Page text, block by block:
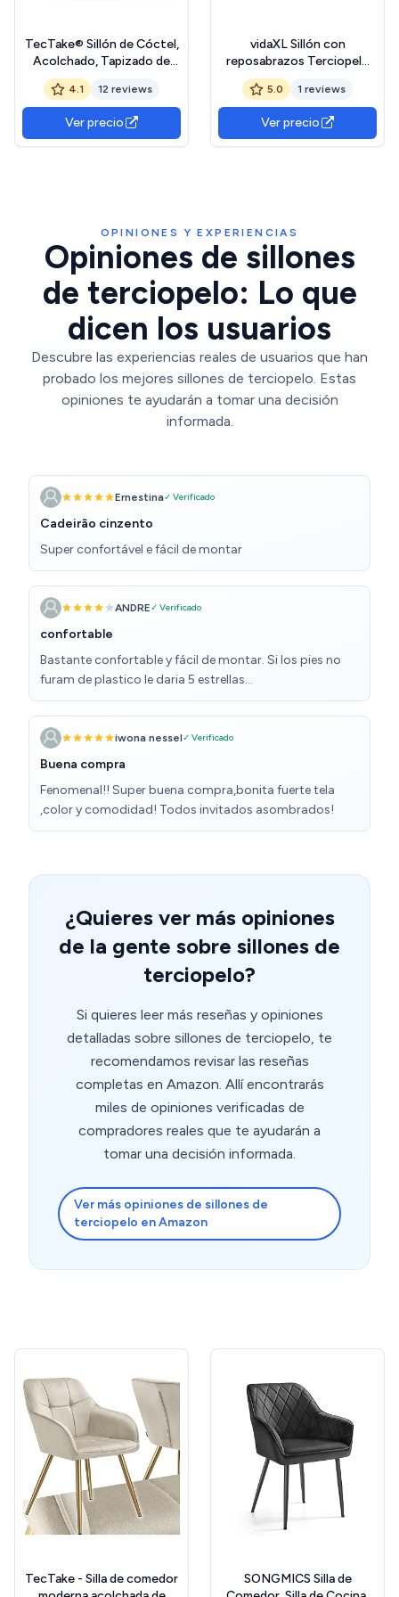
TecTake® Sillón de Cóctel,
Acolchado, Tapizado de
Terciopelo, Butaca con
Diseño Curvado, Patas de
Acero con Topes, Sillón de
Lectura y Salón, Muebles
Salón y Dormitorio - 1 sillón
4.1 12 reviews
Ver precio
vidaXL Sillón con
reposabrazos Terciopelo
Negro 54 cm, sofá
Individual, sofá cómodo,
sillón de televisión, sofá,
Asiento de sofá, sofá
Relajante
5.0 1 reviews
Ver precio
OPINIONES Y EXPERIENCIAS
Opiniones de sillones
de terciopelo: Lo que
dicen los usuarios
Descubre las experiencias reales de usuarios que han
probado los mejores sillones de terciopelo. Estas
opiniones te ayudarán a tomar una decisión
informada.
Ernestina✓ Verificado
Cadeirão cinzento
Super confortável e fácil de montar
ANDRE✓ Verificado
confortable
Bastante confortable y fácil de montar. Si los pies no
furam de plastico le daria 5 estrellas…
iwona nessel✓ Verificado
Buena compra
Fenomenal!! Super buena compra,bonita fuerte tela
,color y comodidad! Todos invitados asombrados!
¿Quieres ver más opiniones
de la gente sobre sillones de
terciopelo?
Si quieres leer más reseñas y opiniones
detalladas sobre sillones de terciopelo, te
recomendamos revisar las reseñas
completas en Amazon. Allí encontrarás
miles de opiniones verificadas de
compradores reales que te ayudarán a
tomar una decisión informada.
Ver más opiniones de sillones de
terciopelo en Amazon
TecTake - Silla de comedor
SONGMICS Silla de